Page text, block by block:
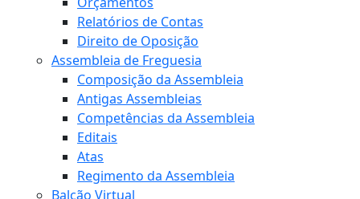
Relatórios de Contas
Direito de Oposição
Assembleia de Freguesia
Composição da Assembleia
Antigas Assembleias
Competências da Assembleia
Editais
Atas
Regimento da Assembleia
Balcão Virtual